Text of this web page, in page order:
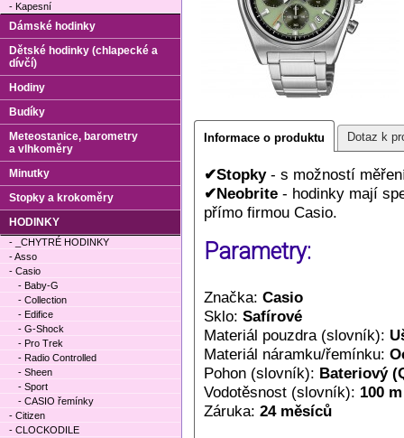
Informace o produktu Dotaz k
✔Stopky - s možností
✔Neobrite - hodinky mají
přímo firmou Casio.
Parametry:
Značka: Casio
Sklo: Safírové
Materiál pouzdra (slovník):
Materiál náramku/řemínku:
Pohon (slovník): Bateriový
Vodotěsnost (slovník): 100 m
Záruka: 24 měsíců
- Kapesní
Dámské hodinky
Dětské hodinky (chlapecké a
dívčí)
Hodiny
Budíky
Meteostanice, barometry
a vlhkoměry
Minutky
Stopky a krokoměry
HODINKY
- _CHYTRÉ HODINKY
- Asso
- Casio
- Baby-G
- Collection
- Edifice
- G-Shock
- Pro Trek
- Radio Controlled
- Sheen
- Sport
- CASIO řemínky
- Citizen
- CLOCKODILE